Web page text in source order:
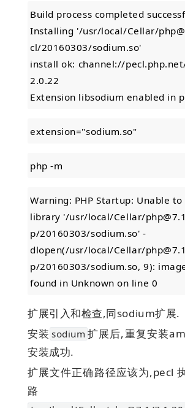
Build process completed
Installing '/usr/local/Cellar/
cl/20160303/sodium.so'
install ok: channel://
2.0.22
Extension libsodium enabled in
extension="sodium.so"
php -m
Warning: PHP Startup: Unable
library '/usr/local/Cellar/
p/20160303/sodium.so' -
dlopen(/usr/local/Cellar/
p/20160303/sodium.so, 9):
found in Unknown on line 0
扩展引入和检查,同sodium扩展.
安装 sodium 扩展后,重复安装
安装成功.
扩展文件正确路径应该为,pecl
路